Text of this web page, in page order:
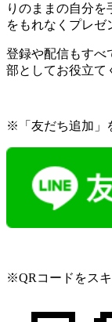
りのままの自分を
をもれなくプレゼ
登録や配信もすべ
部としてお役立て
※「友だち追加」
※QRコードをスキ